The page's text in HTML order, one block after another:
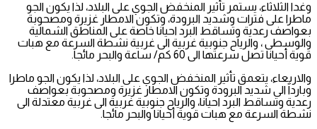
وغدا الثلاثاء، يستمر تأثير المنخفض الجوي على البلاد، لذا يكون الجو
ماطرا على فترات وشديد البرودة، وتكون الامطار غزيرة ومصحوبة
بعواصف رعدية وتساقط البرد احيانا خاصة على المناطق الشمالية
والوسطى ، والرياح جنوبية غربية الى غربية نشطة السرعة مع هبات
قوية أحيانا تصل سرعتها الى 60 كم/ ساعة والبحر مائجا.
والاربعاء، يتعمق تأثير المنخفض الجوي على البلاد، لذا يكون الجو ماطرا
وبارداً الى شديد البرودة وتكون الامطار غزيرة ومصحوبة بعواصف
رعدية وتساقط البرد احيانا، والرياح جنوبية غربية الى غربية معتدلة الى
نشطة السرعة مع هبات قوية أحيانا والبحر مائجا.